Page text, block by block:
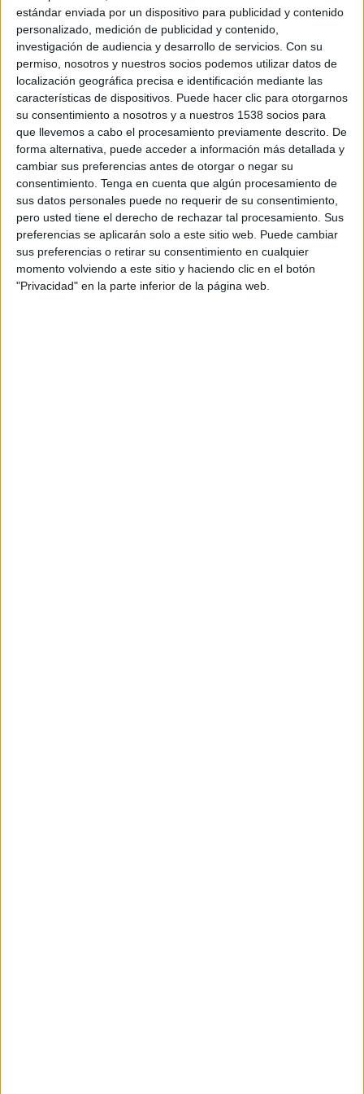
estándar enviada por un dispositivo para publicidad y contenido
personalizado, medición de publicidad y contenido,
investigación de audiencia y desarrollo de servicios. Con su
permiso, nosotros y nuestros socios podemos utilizar datos de
localización geográfica precisa e identificación mediante las
características de dispositivos. Puede hacer clic para otorgarnos
su consentimiento a nosotros y a nuestros 1538 socios para
que llevemos a cabo el procesamiento previamente descrito. De
forma alternativa, puede acceder a información más detallada y
cambiar sus preferencias antes de otorgar o negar su
consentimiento. Tenga en cuenta que algún procesamiento de
sus datos personales puede no requerir de su consentimiento,
pero usted tiene el derecho de rechazar tal procesamiento. Sus
preferencias se aplicarán solo a este sitio web. Puede cambiar
sus preferencias o retirar su consentimiento en cualquier
momento volviendo a este sitio y haciendo clic en el botón
"Privacidad" en la parte inferior de la página web.
nueva estrategia de ventas para fortalecer la posición competitiva de la compañía.
Por otra parte, y en relación la reforma de la Ley 28/2005, el nuevo presidente de
Altadis ha manifestado que “nuestra Compañía siempre ha sido partidaria de una
regulación razonable y equilibrada del tabaco, pero esta reforma nos parece
completamente excesiva puesto que va encaminada en la dirección de convertir al
fumador en un marginado social y un ataque a la libertad del fumador por
consumir un producto de venta legal”.
Brisby, de 32 años, es licenciado en filosofía, políticas y económicas por la
Universidad de Oxford. Comenzó su carrera profesional en Imperial Tobacco
Group en 1999 y desde entonces ha desempeñado diferentes cargos directivos de
ámbito internacional incluyendo el de director del mercado de Canarias entre
2003 y 2006. En 2006 fue nombrado máximo responsable de la República Checa
y en 2008 ocupó el cargo de director general de Polonia.